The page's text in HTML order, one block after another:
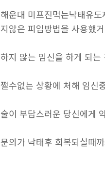
운대 미프진먹는낙태유
않은 피임방법을 사용했
지 않는 임신을 하게 되는
수없는 상황에 처해 임신
이 부담스러운 당신에게
의가 낙태후 회복되실때